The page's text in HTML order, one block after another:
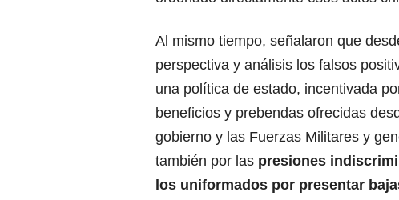
Al mismo tiempo, señalaron que
perspectiva y análisis los falsos
una política de estado, incentivada
beneficios y prebendas ofrecidas
gobierno y las Fuerzas Militares y
también por las presiones
los uniformados por presentar